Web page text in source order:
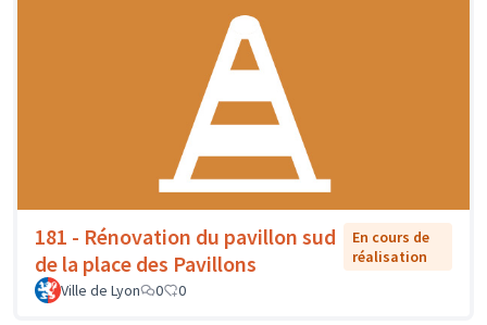
181 - Rénovation du pavillon sud
de la place des Pavillons
En cours de
réalisation
Ville de Lyon
0 0